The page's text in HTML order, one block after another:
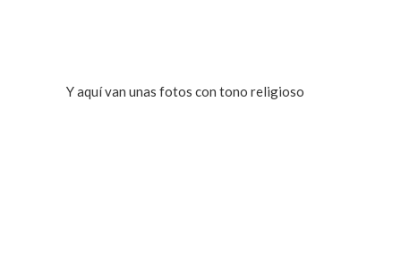
Y aquí van unas fotos con tono religioso